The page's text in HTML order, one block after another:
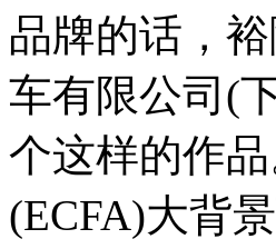
品牌的话，
车有限公司(
个这样的作
(ECFA)大背